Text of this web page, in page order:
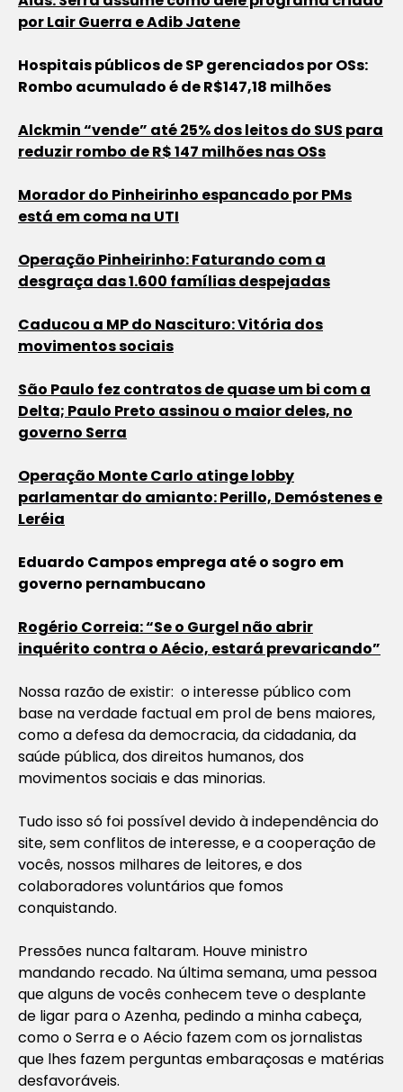
por Lair Guerra e Adib Jatene
Hospitais públicos de SP gerenciados por OSs:
Rombo acumulado é de R$147,18 milhões
Alckmin “vende” até 25% dos leitos do SUS para
reduzir rombo de R$ 147 milhões nas OSs
Morador do Pinheirinho espancado por PMs
está em coma na UTI
Operação Pinheirinho: Faturando com a
desgraça das 1.600 famílias despejadas
Caducou a MP do Nascituro: Vitória dos
movimentos sociais
São Paulo fez contratos de quase um bi com a
Delta; Paulo Preto assinou o maior deles, no
governo Serra
Operação Monte Carlo atinge lobby
parlamentar do amianto: Perillo, Demóstenes e
Leréia
Eduardo Campos emprega até o sogro em
governo pernambucano
Rogério Correia: “Se o Gurgel não abrir
inquérito contra o Aécio, estará prevaricando”
Nossa razão de existir: o interesse público com
base na verdade factual em prol de bens maiores,
como a defesa da democracia, da cidadania, da
saúde pública, dos direitos humanos, dos
movimentos sociais e das minorias.
Tudo isso só foi possível devido à independência do
site, sem conflitos de interesse, e a cooperação de
vocês, nossos milhares de leitores, e dos
colaboradores voluntários que fomos
conquistando.
Pressões nunca faltaram. Houve ministro
mandando recado. Na última semana, uma pessoa
que alguns de vocês conhecem teve o desplante
de ligar para o Azenha, pedindo a minha cabeça,
como o Serra e o Aécio fazem com os jornalistas
que lhes fazem perguntas embaraçosas e matérias
desfavoráveis.